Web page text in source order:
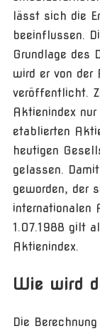
lässt sich die
beeinflussen.
Grundlage des
wird er von der
veröffentlicht.
Aktienindex
etablierten
heutigen
gelassen.
geworden, der
internationalen
1.07.1988 gilt
Aktienindex.
Wie wird
Die